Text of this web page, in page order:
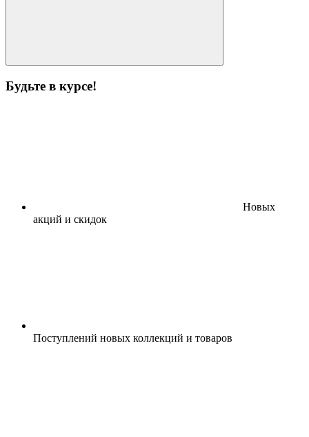
Будьте в курсе!
Новых
акций и скидок
Поступлений новых коллекций и товаров